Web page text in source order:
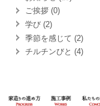
ご挨拶 (0)
学び (2)
季節を感じて (2)
チルチンびと (4)